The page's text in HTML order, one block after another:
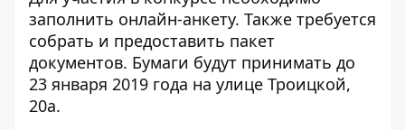
заполнить онлайн-анкету. Также требуется
собрать и предоставить пакет
документов. Бумаги будут принимать до
23 января 2019 года на улице Троицкой,
20а.